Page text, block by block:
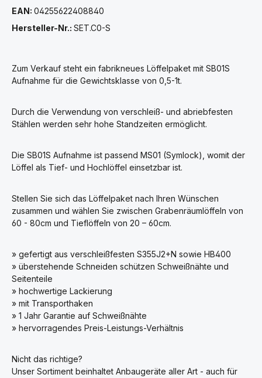
EAN: 04255622408840
Hersteller-Nr.: SET.C0-S
Zum Verkauf steht ein fabrikneues Löffelpaket mit SB01S
Aufnahme für die Gewichtsklasse von 0,5-1t.
Durch die Verwendung von verschleiß- und abriebfesten
Stählen werden sehr hohe Standzeiten ermöglicht.
Die SB01S Aufnahme ist passend MS01 (Symlock), womit der
Löffel als Tief- und Hochlöffel einsetzbar ist.
Stellen Sie sich das Löffelpaket nach Ihren Wünschen
zusammen und wählen Sie zwischen Grabenräumlöffeln von
60 - 80cm und Tieflöffeln von 20 – 60cm.
» gefertigt aus verschleißfesten S355J2+N sowie HB400
» überstehende Schneiden schützen Schweißnähte und
Seitenteile
» hochwertige Lackierung
» mit Transporthaken
» 1 Jahr Garantie auf Schweißnähte
» hervorragendes Preis-Leistungs-Verhältnis
Nicht das richtige?
Unser Sortiment beinhaltet Anbaugeräte aller Art - auch für